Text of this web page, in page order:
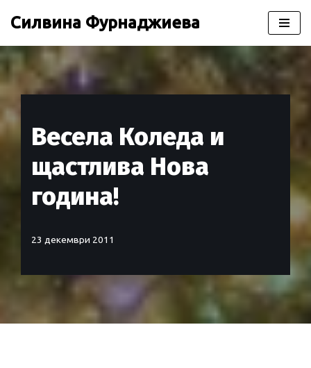
към
съдържанието
Силвина Фурнаджиева
Весела Коледа и
щастлива Нова
година!
23 декември 2011